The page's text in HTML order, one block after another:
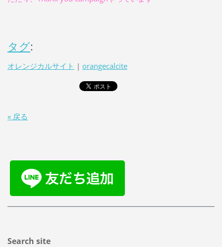
タグ:
オレンジカルサイト | orangecalcite
« 戻る
Search site